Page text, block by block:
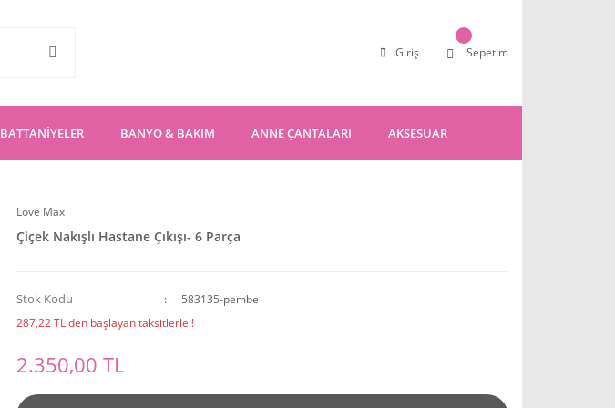
Giriş Sepetim
BATTANİYELER BANYO & BAKIM ANNE ÇANTALARI AKSESUAR
Love Max
Çiçek Nakışlı Hastane Çıkışı- 6 Parça
Stok Kodu
583135-pembe
287,22 TL den başlayan taksitlerle!!
2.350,00 TL